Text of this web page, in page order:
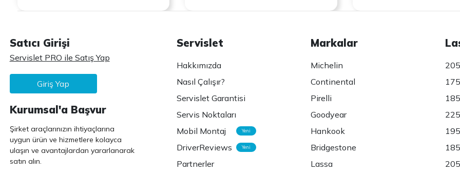
Satıcı Girişi
Servislet PRO ile Satış Yap
Giriş Yap
Kurumsal'a Başvur
Şirket araçlarınızın ihtiyaçlarına
uygun ürün ve hizmetlere kolayca
ulaşın ve avantajlardan yararlanarak
satın alın.
Servislet
Hakkımızda
Nasıl Çalışır?
Servislet Garantisi
Servis Noktaları
Mobil Montaj
Yeni
DriverReviews Yeni
Partnerler
Markalar
Michelin
Continental
Pirelli
Goodyear
Hankook
Bridgestone
Lassa